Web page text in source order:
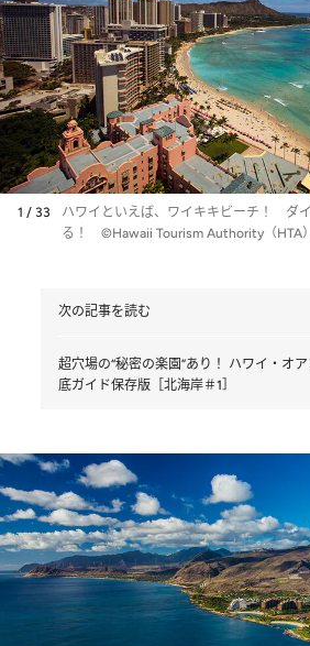
1 / 33
ハワイといえば、ワイキキビーチ！ ダ
る！ ©Hawaii Tourism Authority（HTA
次の記事を読む
超穴場の“秘密の楽園”あり！ ハワイ・オ
底ガイド保存版［北海岸＃1］